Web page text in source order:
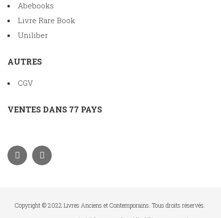
Abebooks
Livre Rare Book
Uniliber
AUTRES
CGV
VENTES DANS 77 PAYS
Copyright © 2022 Livres Anciens et Contemporains. Tous droits réservés.